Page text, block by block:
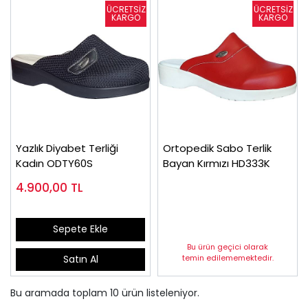
Yazlık Diyabet Terliği
Kadın ODTY60S
4.900,00 TL
Sepete Ekle
Satın Al
Ortopedik Sabo Terlik
Bayan Kırmızı HD333K
Bu ürün geçici olarak
temin edilememektedir.
Bu aramada toplam 10 ürün listeleniyor.